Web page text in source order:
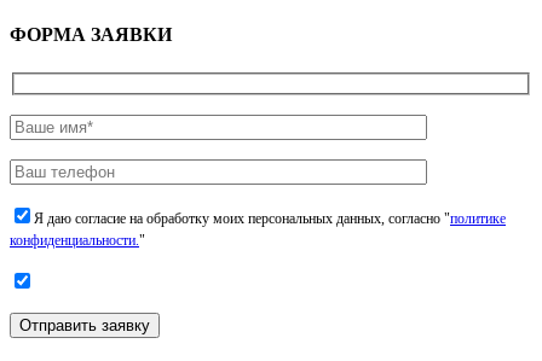
ФОРМА ЗАЯВКИ
Я даю согласие на обработку моих персональных данных, согласно "политике
конфиденциальности."
Отправить заявку